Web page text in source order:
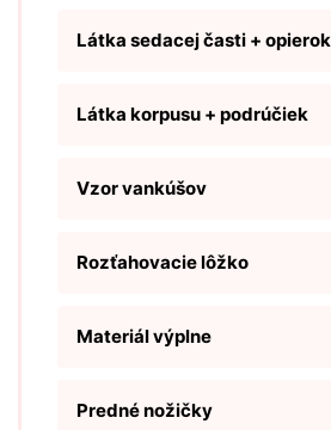
Látka sedacej časti + opierok
Látka korpusu + podrúčiek
Vzor vankúšov
Rozťahovacie lôžko
Materiál výplne
Predné nožičky